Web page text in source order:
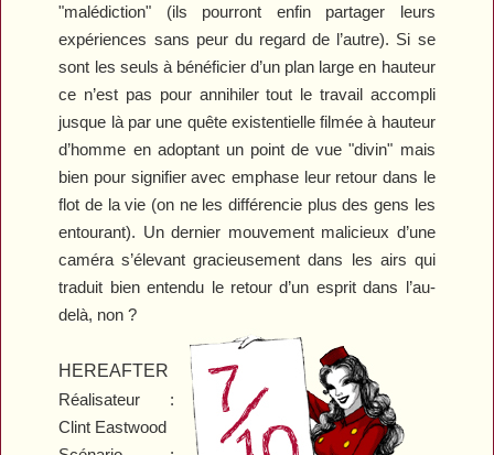
"malédiction" (ils pourront enfin partager leurs
expériences sans peur du regard de l’autre). Si se
sont les seuls à bénéficier d’un plan large en hauteur
ce n’est pas pour annihiler tout le travail accompli
jusque là par une quête existentielle filmée à hauteur
d’homme en adoptant un point de vue "divin" mais
bien pour signifier avec emphase leur retour dans le
flot de la vie (on ne les différencie plus des gens les
entourant). Un dernier mouvement malicieux d’une
caméra s’élevant gracieusement dans les airs qui
traduit bien entendu le retour d’un esprit dans l’au-
delà, non ?
HEREAFTER
Réalisateur :
Clint Eastwood